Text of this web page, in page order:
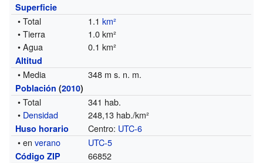
Superficie
• Total 1.1km²
• Tierra
1.0 km²
• Agua
0.1 km²
Altitud
• Media 348 m s. n. m.
Población (2010)
• Total
341 hab.
• Densidad 248,13 hab./km²
Huso horario Centro: UTC-6
• enverano UTC-5
Código ZIP 66852